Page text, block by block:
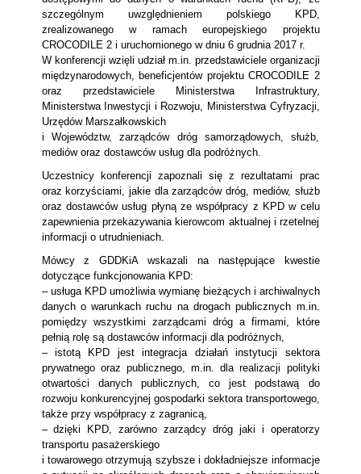
szczególnym uwzględnieniem polskiego KPD,
zrealizowanego w ramach europejskiego projektu
CROCODILE 2 i uruchomionego w dniu 6 grudnia 2017 r.
W konferencji wzięli udział m.in. przedstawiciele organizacji
międzynarodowych, beneficjentów projektu CROCODILE 2
oraz przedstawiciele Ministerstwa Infrastruktury,
Ministerstwa Inwestycji i Rozwoju, Ministerstwa Cyfryzacji,
Urzędów Marszałkowskich
i Województw, zarządców dróg samorządowych, służb,
mediów oraz dostawców usług dla podróżnych.
Uczestnicy konferencji zapoznali się z rezultatami prac
oraz korzyściami, jakie dla zarządców dróg, mediów, służb
oraz dostawców usług płyną ze współpracy z KPD w celu
zapewnienia przekazywania kierowcom aktualnej i rzetelnej
informacji o utrudnieniach.
Mówcy z GDDKiA wskazali na następujące kwestie
dotyczące funkcjonowania KPD:
– usługa KPD umożliwia wymianę bieżących i archiwalnych
danych o warunkach ruchu na drogach publicznych m.in.
pomiędzy wszystkimi zarządcami dróg a firmami, które
pełnią rolę są dostawców informacji dla podróżnych,
– istotą KPD jest integracja działań instytucji sektora
prywatnego oraz publicznego, m.in. dla realizacji polityki
otwartości danych publicznych, co jest podstawą do
rozwoju konkurencyjnej gospodarki sektora transportowego,
także przy współpracy z zagranicą,
– dzięki KPD, zarówno zarządcy dróg jaki i operatorzy
transportu pasażerskiego
i towarowego otrzymują szybsze i dokładniejsze informacje